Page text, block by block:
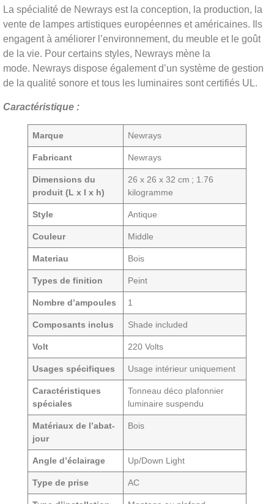
La spécialité de Newrays est la conception, la production, la
vente de lampes artistiques européennes et américaines. Ils
engagent à améliorer l’environnement, du meuble et le goût
de la vie. Pour certains styles, Newrays mène la
mode. Newrays dispose également d’un système de gestion
de la qualité sonore et tous les luminaires sont certifiés UL.
Caractéristique :
Marque ‎Newrays
Fabricant ‎Newrays
Dimensions du
produit (L x l x h)
‎26 x 26 x 32 cm ; 1.76
kilogramme
Style ‎Antique
Couleur ‎Middle
Materiau ‎Bois
Types de finition ‎Peint
Nombre d’ampoules ‎1
Composants inclus ‎Shade included
Volt ‎220 Volts
Usages spécifiques ‎Usage intérieur uniquement
Caractéristiques
spéciales
Tonneau déco plafonnier
luminaire suspendu
Matériaux de l’abat-
jour
‎Bois
Angle d’éclairage ‎Up/Down Light
Type de prise ‎AC